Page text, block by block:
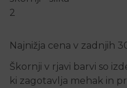
Najnižja cena v zadnjih
Škornji v rjavi barvi so
ki zagotavlja mehak in